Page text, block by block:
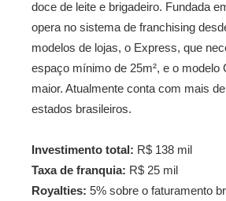
doce de leite e brigadeiro. Fundada
opera no sistema de franchising
modelos de lojas, o Express, que
espaço mínimo de 25m², e o modelo
maior. Atualmente conta com mais
estados brasileiros.
Investimento total: R$ 138 mil
Taxa de franquia: R$ 25 mil
Royalties: 5% sobre o faturamento